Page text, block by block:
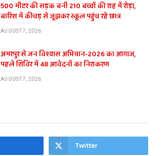
500 मीटर की सड़क बनी 210 बच्चों की राह में रोड़ा,
बारिश में कीचड़ से जूझकर स्कूल पहुंच रहे छात्र
AUGUST 7, 2026
अमरपुर से जन विश्वास अभियान-2026 का आगाज,
पहले शिविर में 48 आवेदनों का निराकरण
AUGUST 7, 2026
Twitter